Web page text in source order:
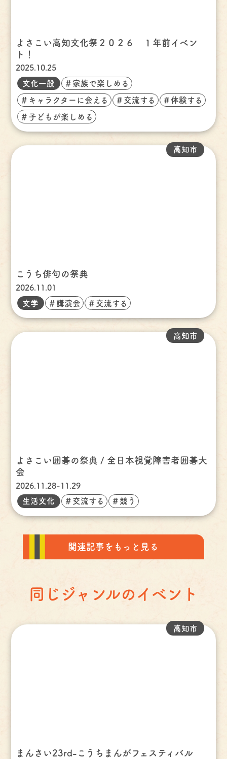
よさこい高知文化祭２０２６ １年前イベン
ト！
2025.10.25
文化一般
＃家族で楽しめる
＃キャラクターに会える ＃交流する ＃体験する
＃子どもが楽しめる
こうち俳句の祭典
2026.11.01
高知市
文学 ＃講演会 ＃交流する
よさこい囲碁の祭典 / 全日本視覚障害者囲碁大
会
2026.11.28-11.29
高知市
生活文化 ＃交流する ＃競う
関連記事をもっと見る
同じジャンルのイベント
まんさい23rd-こうちまんがフェスティバル
高知市